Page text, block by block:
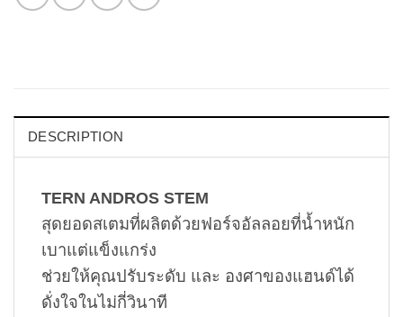
DESCRIPTION
TERN ANDROS STEM
สุดยอดสเตมที่ผลิตด้วยฟอร์จอัลลอยที่น้ำหนัก
เบาแต่แข็งแกร่ง
ช่วยให้คุณปรับระดับ และ องศาของแฮนด์ได้
ดั่งใจในไม่กี่วินาที